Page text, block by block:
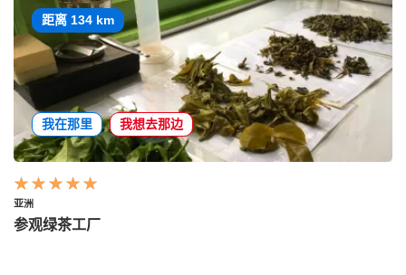
距离 134 km
我在那里 我想去那边
亚洲
参观绿茶工厂